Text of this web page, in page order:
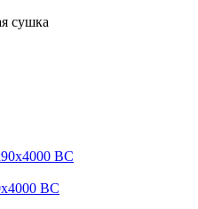
сушка
BC